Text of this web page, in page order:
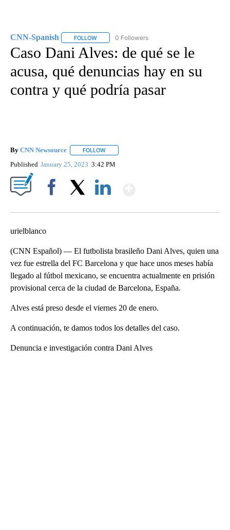
CNN-Spanish FOLLOW FOLLOW "CNN-SPANISH" TO RECEIVE
0 Followers
Caso Dani Alves: de qué se le
acusa, qué denuncias hay en su
contra y qué podría pasar
By CNN Newsource FOLLOW
Published January 25, 2023 3:42 PM
urielblanco
(CNN Español) — El futbolista brasileño Dani Alves, quien una
vez fue estrella del FC Barcelona y que hace unos meses había
llegado al fútbol mexicano, se encuentra actualmente en prisión
provisional cerca de la ciudad de Barcelona, España.
Alves está preso desde el viernes 20 de enero.
A continuación, te damos todos los detalles del caso.
Denuncia e investigación contra Dani Alves